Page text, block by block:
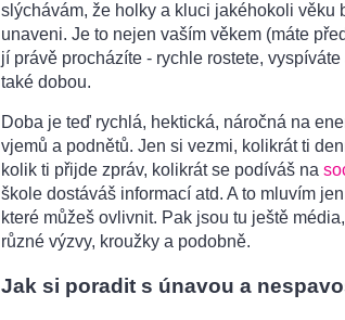
slýchávám, že holky a kluci jakéhokoli věku
unaveni. Je to nejen vaším věkem (máte před
jí právě procházíte - rychle rostete,
také dobou.
Doba je teď rychlá, hektická, náročná na
vjemů a podnětů. Jen si vezmi, kolikrát ti
kolik ti přijde zpráv, kolikrát se podíváš na
škole dostáváš informací atd. A to mluvím
které můžeš ovlivnit. Pak jsou tu ještě
různé výzvy, kroužky a podobně.
Jak si poradit s únavou a